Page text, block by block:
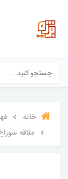
خانه
ملاقه